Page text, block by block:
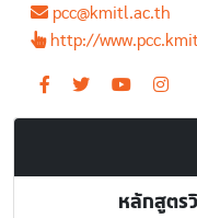
pcc@kmitl.ac.th
http://
หลักสูตร